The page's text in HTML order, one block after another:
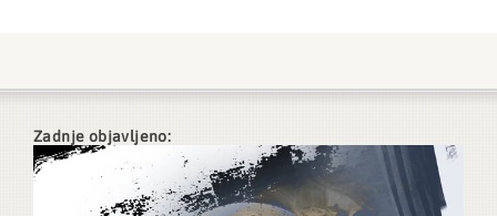
Zadnje objavljeno: